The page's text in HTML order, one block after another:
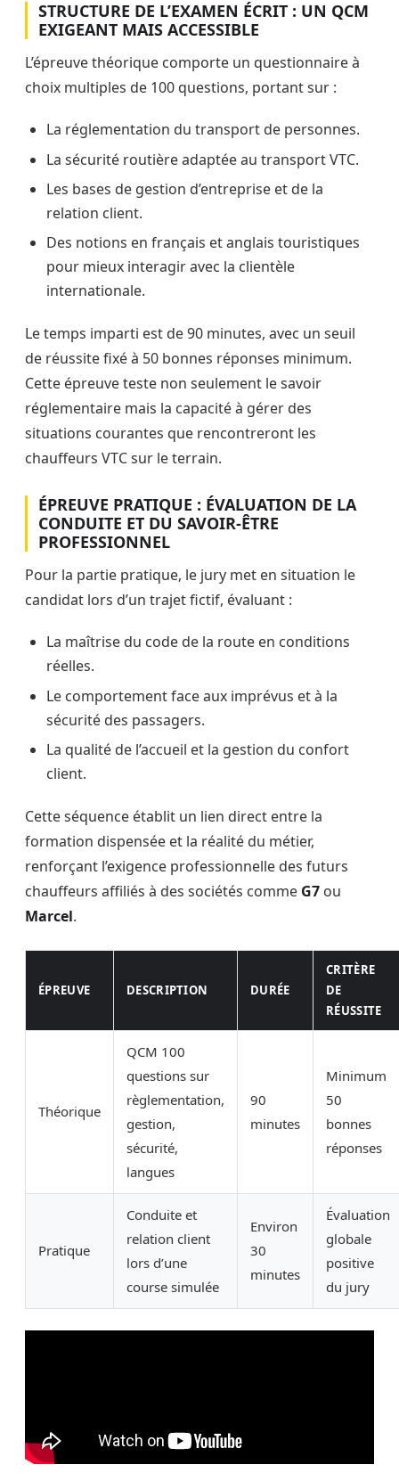
STRUCTURE DE L’EXAMEN ÉCRIT : UN QCM
EXIGEANT MAIS ACCESSIBLE
L’épreuve théorique comporte un questionnaire à
choix multiples de 100 questions, portant sur :
La réglementation du transport de personnes.
La sécurité routière adaptée au transport VTC.
Les bases de gestion d’entreprise et de la
relation client.
Des notions en français et anglais touristiques
pour mieux interagir avec la clientèle
internationale.
Le temps imparti est de 90 minutes, avec un seuil
de réussite fixé à 50 bonnes réponses minimum.
Cette épreuve teste non seulement le savoir
réglementaire mais la capacité à gérer des
situations courantes que rencontreront les
chauffeurs VTC sur le terrain.
ÉPREUVE PRATIQUE : ÉVALUATION DE LA
CONDUITE ET DU SAVOIR-ÊTRE
PROFESSIONNEL
Pour la partie pratique, le jury met en situation le
candidat lors d’un trajet fictif, évaluant :
La maîtrise du code de la route en conditions
réelles.
Le comportement face aux imprévus et à la
sécurité des passagers.
La qualité de l’accueil et la gestion du confort
client.
Cette séquence établit un lien direct entre la
formation dispensée et la réalité du métier,
renforçant l’exigence professionnelle des futurs
chauffeurs affiliés à des sociétés comme G7 ou
Marcel.
ÉPREUVE DESCRIPTION DURÉE
CRITÈRE
DE
RÉUSSITE
Théorique
QCM 100
questions sur
règlementation,
gestion,
sécurité,
langues
90
minutes
Minimum
50
bonnes
réponses
Pratique
Conduite et
relation client
lors d’une
course simulée
Environ
30
minutes
Évaluation
globale
positive
du jury